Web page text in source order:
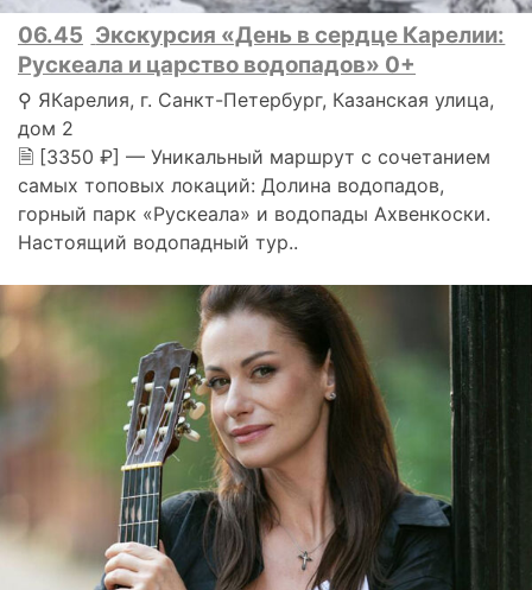
06.45 Экскурсия «День в сердце Карелии:
Рускеала и царство водопадов» 0+
⚲ ЯКарелия, г. Санкт-Петербург, Казанская улица,
дом 2
🗎 [3350 ₽] — Уникальный маршрут с сочетанием
самых топовых локаций: Долина водопадов,
горный парк «Рускеала» и водопады Ахвенкоски.
Настоящий водопадный тур..